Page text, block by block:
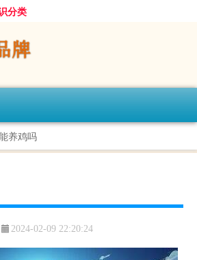
分类
养鸡吗
2024-02-09 22:20:24